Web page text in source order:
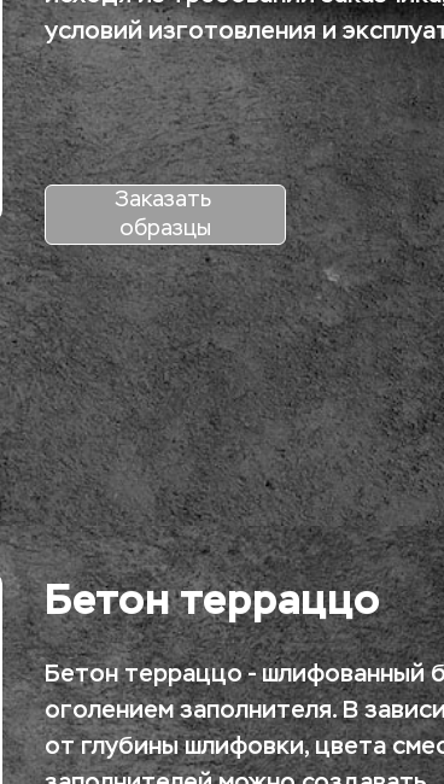
условий изготовления и
Заказать
образцы
Бетон терраццо
Бетон терраццо - шлифованный
оголением заполнителя. В
от глубины шлифовки, цвета